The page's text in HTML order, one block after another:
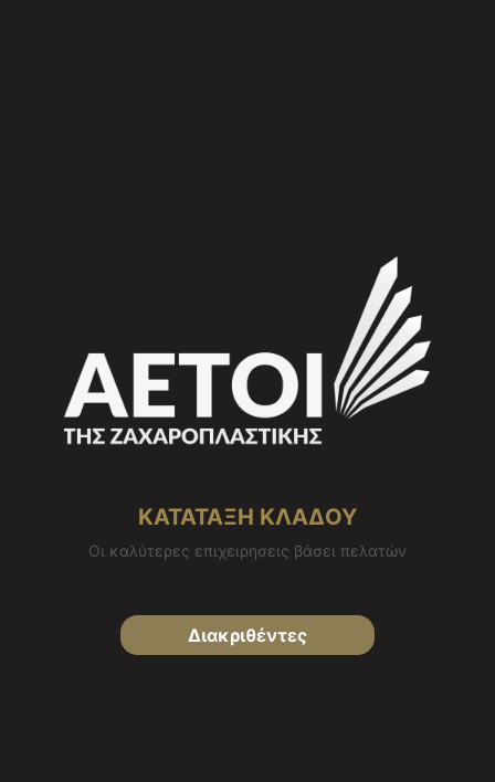
ΚΑΤΑΤΑΞΗ ΚΛΑΔΟΥ
Οι καλύτερες επιχειρησεις βάσει πελατών
Διακριθέντες